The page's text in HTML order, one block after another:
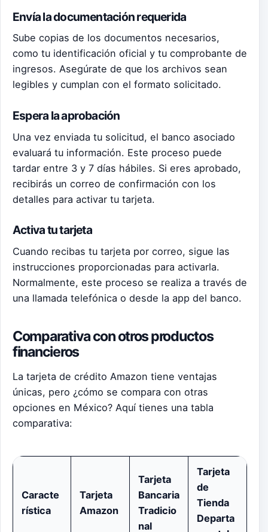
Envía la documentación requerida
Sube copias de los documentos necesarios,
como tu identificación oficial y tu comprobante de
ingresos. Asegúrate de que los archivos sean
legibles y cumplan con el formato solicitado.
Espera la aprobación
Una vez enviada tu solicitud, el banco asociado
evaluará tu información. Este proceso puede
tardar entre 3 y 7 días hábiles. Si eres aprobado,
recibirás un correo de confirmación con los
detalles para activar tu tarjeta.
Activa tu tarjeta
Cuando recibas tu tarjeta por correo, sigue las
instrucciones proporcionadas para activarla.
Normalmente, este proceso se realiza a través de
una llamada telefónica o desde la app del banco.
Comparativa con otros productos
financieros
La tarjeta de crédito Amazon tiene ventajas
únicas, pero ¿cómo se compara con otras
opciones en México? Aquí tienes una tabla
comparativa:
Caracte
rística
Tarjeta
Amazon
Tarjeta
Bancaria
Tradicio
nal
Tarjeta
de
Tienda
Departa